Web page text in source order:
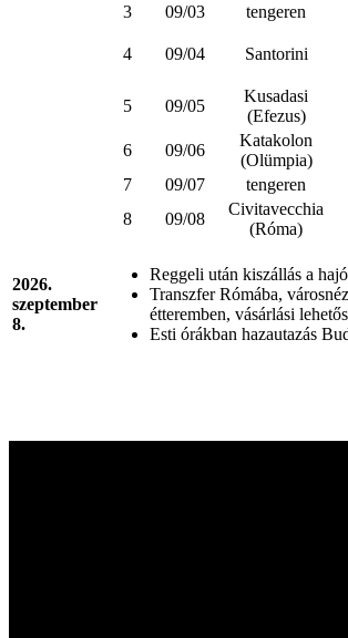
3
09/03 tengeren
4 09/04 Santorini
5 09/05
Kusadasi
(Efezus)
6 09/06
Katakolon
(Olümpia)
7
09/07 tengeren
8
09/08
Civitavecchia
(Róma)
2026.
szeptember
8.
Reggeli után kiszállás a
Transzfer Rómába,
étteremben, vásárlási
Esti órákban hazautazás